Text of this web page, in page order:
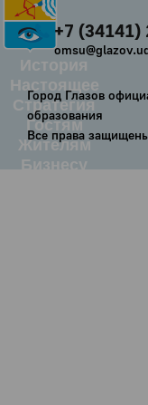
История
Настоящее
Стратегия
Гостям
Жителям
Бизнесу
+7 (34141)
Город Глазов
образования
Все права